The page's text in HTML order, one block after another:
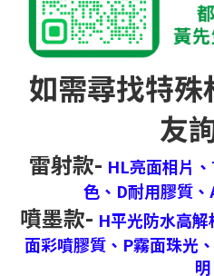
如需尋找特
友
雷射款- HL亮面相片、
色、 D耐用膠質、
噴墨款- H平光防水高解
面彩噴膠質、 P霧面珠光、
明